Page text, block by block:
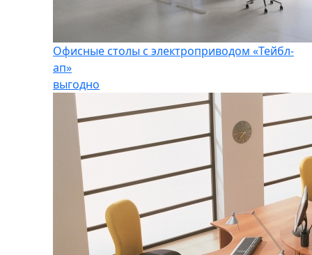
Офисные столы с электроприводом «Тейбл-
ап»
выгодно